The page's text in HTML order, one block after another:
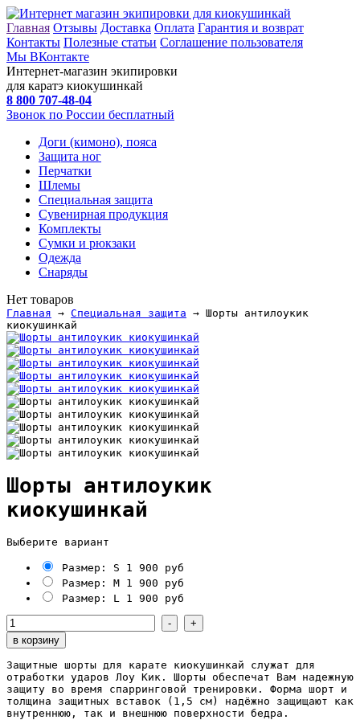
Главная Отзывы Доставка Оплата Гарантия и возврат
Контакты Полезные статьи Соглашение пользователя
Мы ВКонтакте
Интернет-магазин экипировки
для каратэ киокушинкай
8 800 707-48-04
Звонок по России бесплатный
Доги (кимоно), пояса
Защита ног
Перчатки
Шлемы
Специальная защита
Сувенирная продукция
Комплекты
Сумки и рюкзаки
Одежда
Снаряды
Нет товаров
Главная → Специальная защита → Шорты антилоукик
киокушинкай
Шорты антилоукик
киокушинкай
Выберите вариант
Размер: S 1 900 руб
Размер: M 1 900 руб
Размер: L
1 900 руб
Защитные шорты для карате киокушинкай служат для
отработки ударов Лоу Кик. Шорты обеспечат Вам надежную
защиту во время спарринговой тренировки. Форма шорт и
толщина защитных вставок (1,5 см) надёжно защищают как
внутреннюю, так и внешнюю поверхности бедра.